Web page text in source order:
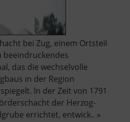
bei Zug, einem Ortsteil
beeindruckendes
das die wechselvolle
in der Region
In der Zeit von 1791
der Herzog-
errichtet, entwick.. »